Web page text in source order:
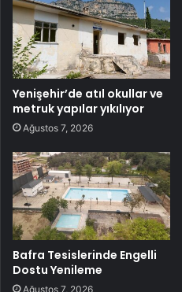
Yenişehir’de atıl okullar ve
metruk yapılar yıkılıyor
Ağustos 7, 2026
Bafra Tesislerinde Engelli
Dostu Yenileme
Ağustos 7, 2026